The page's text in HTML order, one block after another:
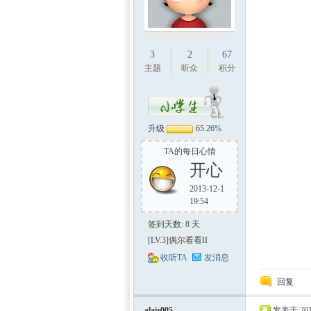
3
主题
2
听众
67
积分
升级 65.26%
TA的每日心情
开心
2013-12-1
19:54
签到天数: 8 天
[LV.3]偶尔看看II
收听TA
发消息
回复